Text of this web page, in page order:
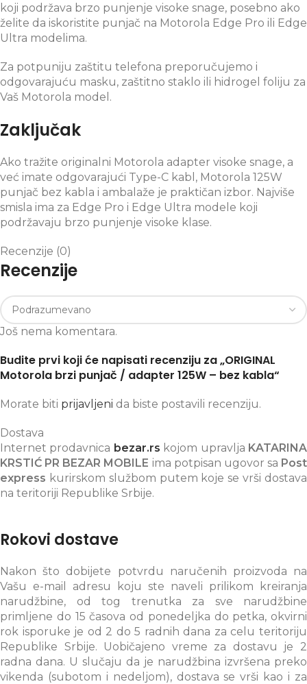
koji podržava brzo punjenje visoke snage, posebno ako
želite da iskoristite punjač na Motorola Edge Pro ili Edge
Ultra modelima.
Za potpuniju zaštitu telefona preporučujemo i
odgovarajuću masku, zaštitno staklo ili hidrogel foliju za
Vaš Motorola model.
Zaključak
Ako tražite originalni Motorola adapter visoke snage, a
već imate odgovarajući Type-C kabl, Motorola 125W
punjač bez kabla i ambalaže je praktičan izbor. Najviše
smisla ima za Edge Pro i Edge Ultra modele koji
podržavaju brzo punjenje visoke klase.
Recenzije (0)
Recenzije
Još nema komentara.
Budite prvi koji će napisati recenziju za „ORIGINAL
Motorola brzi punjač / adapter 125W – bez kabla“
Morate biti prijavljeni da biste postavili recenziju.
Dostava
Internet prodavnica bezar.rs kojom upravlja KATARINA
KRSTIĆ PR BEZAR MOBILE ima potpisan ugovor sa Post
express kurirskom službom putem koje se vrši dostava
na teritoriji Republike Srbije.
Rokovi dostave
Nakon što dobijete potvrdu naručenih proizvoda na
Vašu e-mail adresu koju ste naveli prilikom kreiranja
narudžbine, od tog trenutka za sve narudžbine
primljene do 15 časova od ponedeljka do petka, okvirni
rok isporuke je od 2 do 5 radnih dana za celu teritoriju
Republike Srbije. Uobičajeno vreme za dostavu je 2
radna dana. U slučaju da je narudžbina izvršena preko
vikenda (subotom i nedeljom), dostava se vrši kao i za